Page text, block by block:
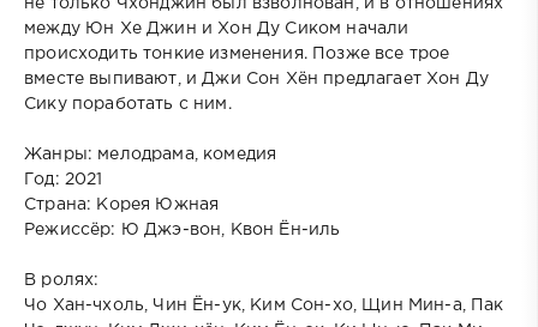
не только Чхонджин был взволнован, и в отношениях
между Юн Хе Джин и Хон Ду Сиком начали
происходить тонкие изменения. Позже все трое
вместе выпивают, и Джи Сон Хён предлагает Хон Ду
Сику поработать с ним.
Жанры: мелодрама, комедия
Год: 2021
Страна: Корея Южная
Режиссёр: Ю Джэ-вон, Квон Ён-иль
В ролях:
Чо Хан-чхоль, Чин Ён-ук, Ким Сон-хо, Щин Мин-а, Пак